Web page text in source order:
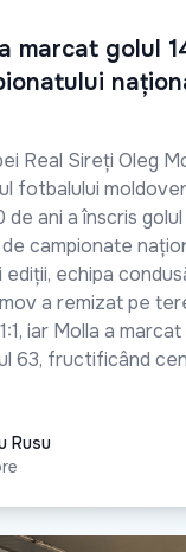
marcat golul
Real Sireți Oleg
fotbalului
ani a înscris golul
campionate
echipa
a remizat pe
iar Molla a
63, fructificând
Rusu